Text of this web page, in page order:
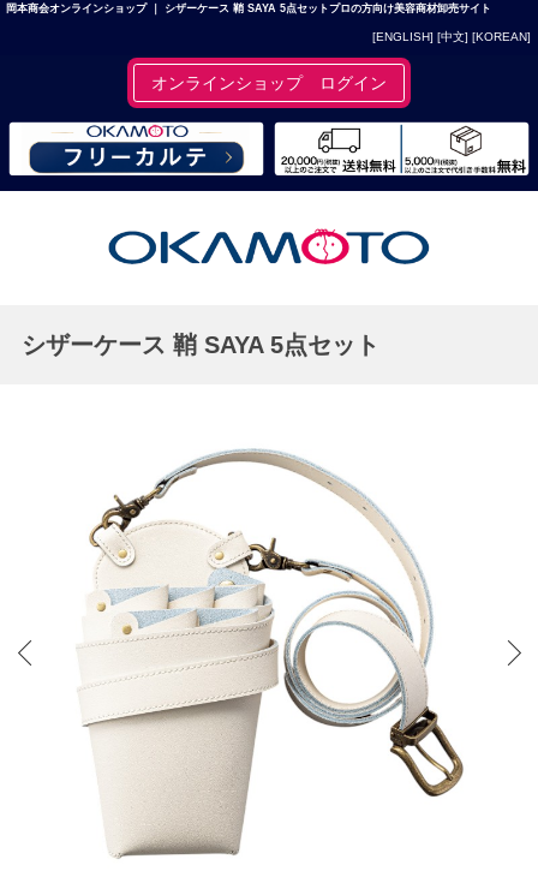
岡本商会オンラインショップ ｜ シザーケース 鞘 SAYA 5点セットプロの方向け美容商材卸売サイト
[ENGLISH] [中文] [KOREAN]
オンラインショップ ログイン
シザーケース 鞘 SAYA 5点セット